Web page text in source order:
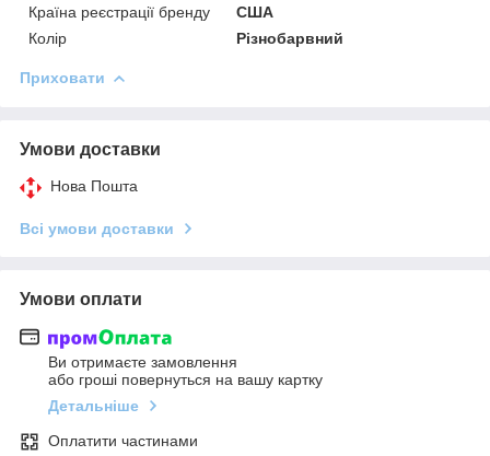
Країна реєстрації бренду
США
Колір
Різнобарвний
Приховати
Умови доставки
Нова Пошта
Всі умови доставки
Умови оплати
Ви отримаєте замовлення
або гроші повернуться на вашу картку
Детальніше
Оплатити частинами